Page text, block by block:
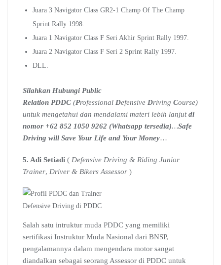
Juara 3 Navigator Class GR2-1 Champ Of The Champ
Sprint Rally 1998.
Juara 1 Navigator Class F Seri Akhir Sprint Rally 1997.
Juara 2 Navigator Class F Seri 2 Sprint Rally 1997.
DLL.
Silahkan Hubungi Public
Relation PDDC (Professional Defensive Driving Course)
untuk mengetahui dan mendalami materi lebih lanjutdi
nomor +62 852 1050 9262 (Whatsapp tersedia)…Safe
Driving will Save Your Life and Your Money…
5. Adi Setiadi ( Defensive Driving & Riding Junior
Trainer, Driver & Bikers Assessor )
Salah satu intruktur muda PDDC yang memiliki
sertifikasi Instruktur Muda Nasional dari BNSP,
pengalamannya dalam mengendara motor sangat
diandalkan sebagai seorang Assessor di PDDC untuk